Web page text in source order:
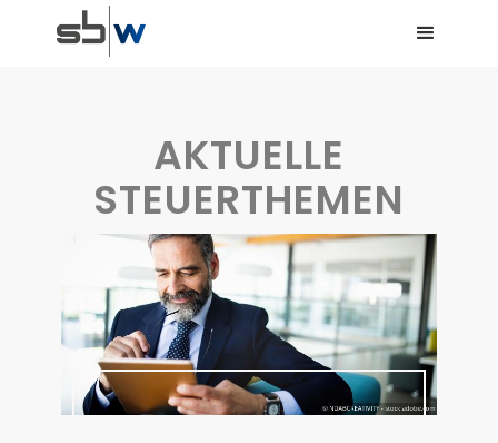
AKTUELLE
STEUERTHEMEN